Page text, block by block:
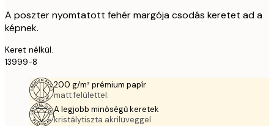
A poszter nyomtatott fehér margója csodás keretet ad a
képnek.
Keret nélkül.
13999-8
200 g/m² prémium papír
matt felülettel.
A legjobb minőségű keretek
kristálytiszta akrilüveggel